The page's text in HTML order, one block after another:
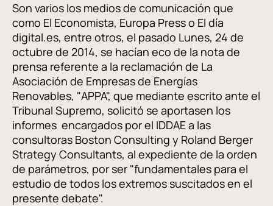
Son varios los medios de comunicación que
como El Economista, Europa Press o El día
digital.es, entre otros, el pasado Lunes, 24 de
octubre de 2014, se hacían eco de la nota de
prensa referente a la reclamación de La
Asociación de Empresas de Energías
Renovables, "APPA", que mediante escrito ante el
Tribunal Supremo, solicitó se aportasen los
informes encargados por el IDDAE a las
consultoras Boston Consulting y Roland Berger
Strategy Consultants, al expediente de la orden
de parámetros, por ser "fundamentales para el
estudio de todos los extremos suscitados en el
presente debate".